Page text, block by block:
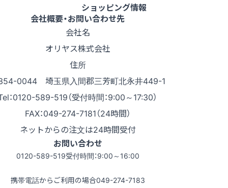
ショッピング情報
会社概要・お問い合わせ先
会社名
オリヤス株式会社
住所
0044 埼玉県入間郡三芳町北永井449-1
：0120-589-519（受付時間：9:00～17:30）
FAX：049-274-7181（24時間）
ネットからの注文は24時間受付
お問い合わせ
0120-589-519受付時間：9:00～16:00
携帯電話からご利用の場合049-274-7183